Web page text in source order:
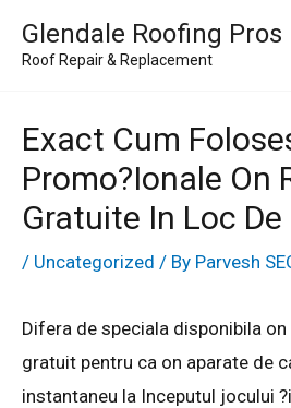
Glendale Roofing Pros
Roof Repair & Replacement
Exact Cum
Promo?ionale On
Gratuite In Loc De
/ Uncategorized / By Parvesh
Difera de speciala disponibila on
gratuit pentru ca on aparate de
instantaneu la Inceputul jocului